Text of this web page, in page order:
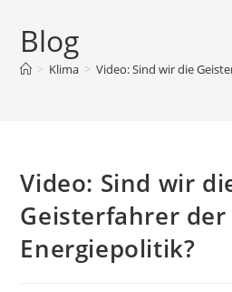
Blog
> Klima > Video: Sind wir die
Video: Sind wir
Geisterfahrer der
Energiepolitik?